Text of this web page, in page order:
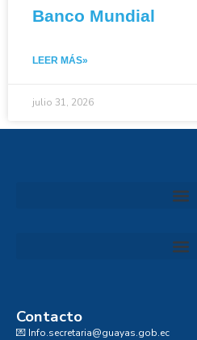
Banco Mundial
LEER MÁS»
julio 31, 2026
Contacto
💌 Info.secretaria@guayas.gob.ec